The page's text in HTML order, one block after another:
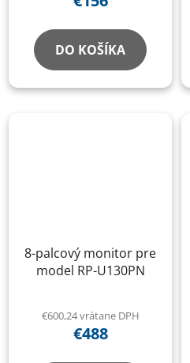
DO KOŠÍKA
8-palcový monitor pre
model RP-U130PN
€600,24 vrátane DPH
€488